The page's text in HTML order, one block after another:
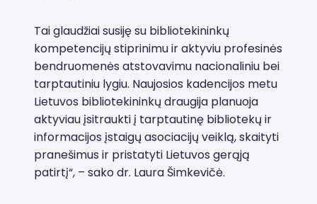
Tai glaudžiai susiję su bibliotekininkų
kompetencijų stiprinimu ir aktyviu profesinės
bendruomenės atstovavimu nacionaliniu bei
tarptautiniu lygiu. Naujosios kadencijos metu
Lietuvos bibliotekininkų draugija planuoja
aktyviau įsitraukti į tarptautinę bibliotekų ir
informacijos įstaigų asociacijų veiklą, skaityti
pranešimus ir pristatyti Lietuvos gerąją
patirtį“, – sako dr. Laura Šimkevičė.